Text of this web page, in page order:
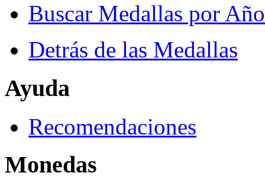
Buscar Medallas por Año
Detrás de las Medallas
Ayuda
Recomendaciones
Monedas